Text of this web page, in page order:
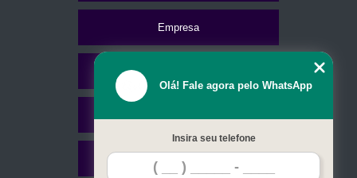
Empresa
Olá! Fale agora pelo WhatsApp
Insira seu telefone